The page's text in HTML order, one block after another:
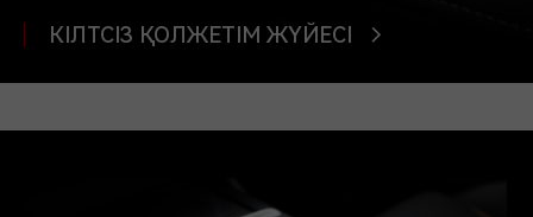
КІЛТСІЗ ҚОЛЖЕТІМ ЖҮЙЕСІ